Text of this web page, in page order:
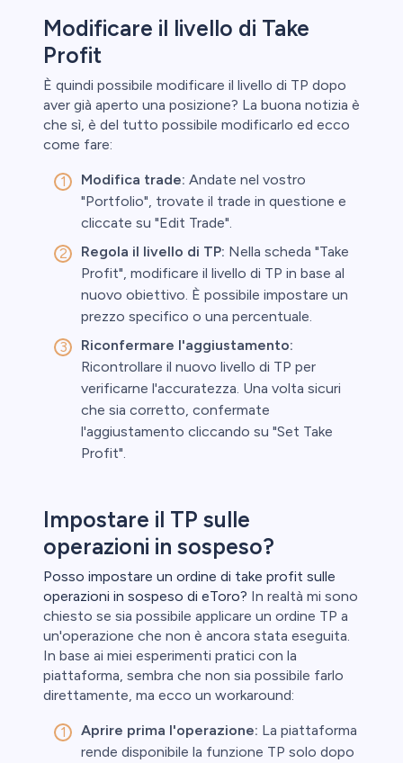
Modificare il livello di Take
Profit
È quindi possibile modificare il livello di TP dopo
aver già aperto una posizione? La buona notizia è
che sì, è del tutto possibile modificarlo ed ecco
come fare:
Modifica trade: Andate nel vostro
"Portfolio", trovate il trade in questione e
cliccate su "Edit Trade".
Regola il livello di TP: Nella scheda "Take
Profit", modificare il livello di TP in base al
nuovo obiettivo. È possibile impostare un
prezzo specifico o una percentuale.
Riconfermare l'aggiustamento:
Ricontrollare il nuovo livello di TP per
verificarne l'accuratezza. Una volta sicuri
che sia corretto, confermate
l'aggiustamento cliccando su "Set Take
Profit".
Impostare il TP sulle
operazioni in sospeso?
Posso impostare un ordine di take profit sulle
operazioni in sospeso di eToro? In realtà mi sono
chiesto se sia possibile applicare un ordine TP a
un'operazione che non è ancora stata eseguita.
In base ai miei esperimenti pratici con la
piattaforma, sembra che non sia possibile farlo
direttamente, ma ecco un workaround:
Aprire prima l'operazione: La piattaforma
rende disponibile la funzione TP solo dopo